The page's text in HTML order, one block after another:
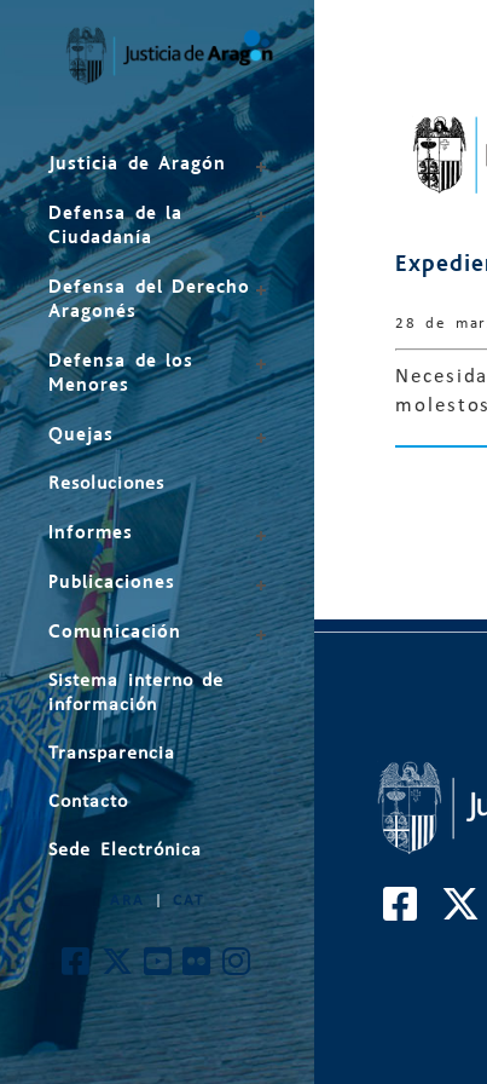
Justicia de Aragón
Defensa de la
Ciudadanía
Defensa del Derecho
Aragonés
Defensa de los
Menores
Quejas
Resoluciones
Informes
Publicaciones
Comunicación
Sistema interno de
información
Transparencia
Contacto
Sede Electrónica
CAT
28 de